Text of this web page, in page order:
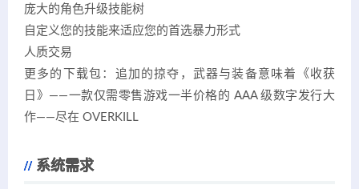
庞大的角色升级技能树
自定义您的技能来适应您的首选暴力形式
人质交易
更多的下载包：追加的掠夺，武器与装备意味着《收获
日》——一款仅需零售游戏一半价格的 AAA 级数字发行大
作——尽在 OVERKILL
系统需求